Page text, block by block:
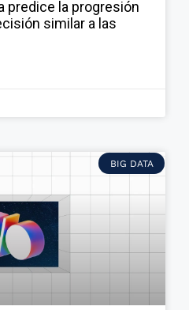
predice la progresión
similar a las
BIG DATA